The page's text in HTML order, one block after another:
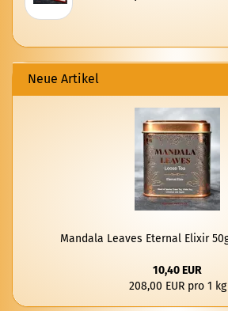
Neue Artikel
Man­da­la Lea­ves Eter­nal Eli­xir
10,40 EUR
208,00 EUR pro 1 kg